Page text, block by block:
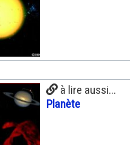
à lire aussi...
Planète